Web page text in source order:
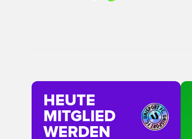
HEUTE
MITGLIED
WERDEN